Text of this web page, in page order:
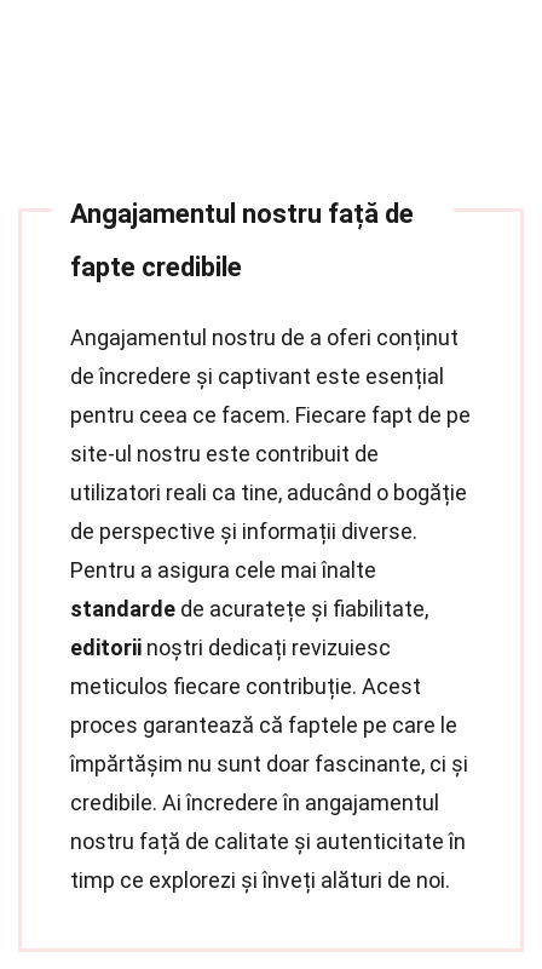
Angajamentul nostru față de
fapte credibile
Angajamentul nostru de a oferi conținut
de încredere și captivant este esențial
pentru ceea ce facem. Fiecare fapt de pe
site-ul nostru este contribuit de
utilizatori reali ca tine, aducând o bogăție
de perspective și informații diverse.
Pentru a asigura cele mai înalte
standarde de acuratețe și fiabilitate,
editorii noștri dedicați revizuiesc
meticulos fiecare contribuție. Acest
proces garantează că faptele pe care le
împărtășim nu sunt doar fascinante, ci și
credibile. Ai încredere în angajamentul
nostru față de calitate și autenticitate în
timp ce explorezi și înveți alături de noi.